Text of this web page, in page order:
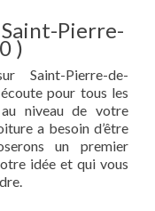
Pierre-
)
Saint-Pierre-de-
pour tous les
niveau de votre
a besoin d’être
un premier
idée et qui vous